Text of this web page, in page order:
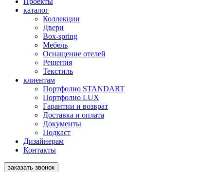
каталог
Коллекции
Двери
Box-spring
Мебель
Оснащение отелей
Решения
Текстиль
клиентам
Портфолио STANDART
Портфолио LUX
Гарантии и возврат
Доставка и оплата
Документы
Подкаст
Дизайнерам
Контакты
заказать звонок